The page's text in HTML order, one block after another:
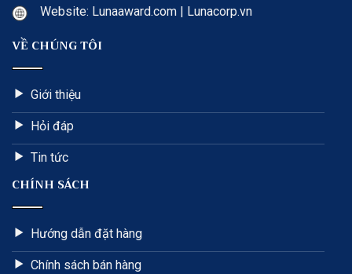
Website: Lunaaward.com | Lunacorp.vn
VỀ CHÚNG TÔI
Giới thiệu
Hỏi đáp
Tin tức
CHÍNH SÁCH
Hướng dẫn đặt hàng
Chính sách bán hàng